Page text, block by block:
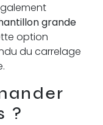
grande
option
du carrelage
?